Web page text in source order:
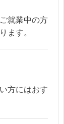
就業中の方
ます。
方にはおす